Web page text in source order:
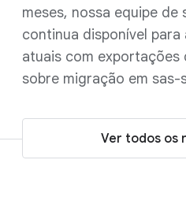
meses, nossa equipe
continua disponível
atuais com exportações
sobre migração em
Ver todos os